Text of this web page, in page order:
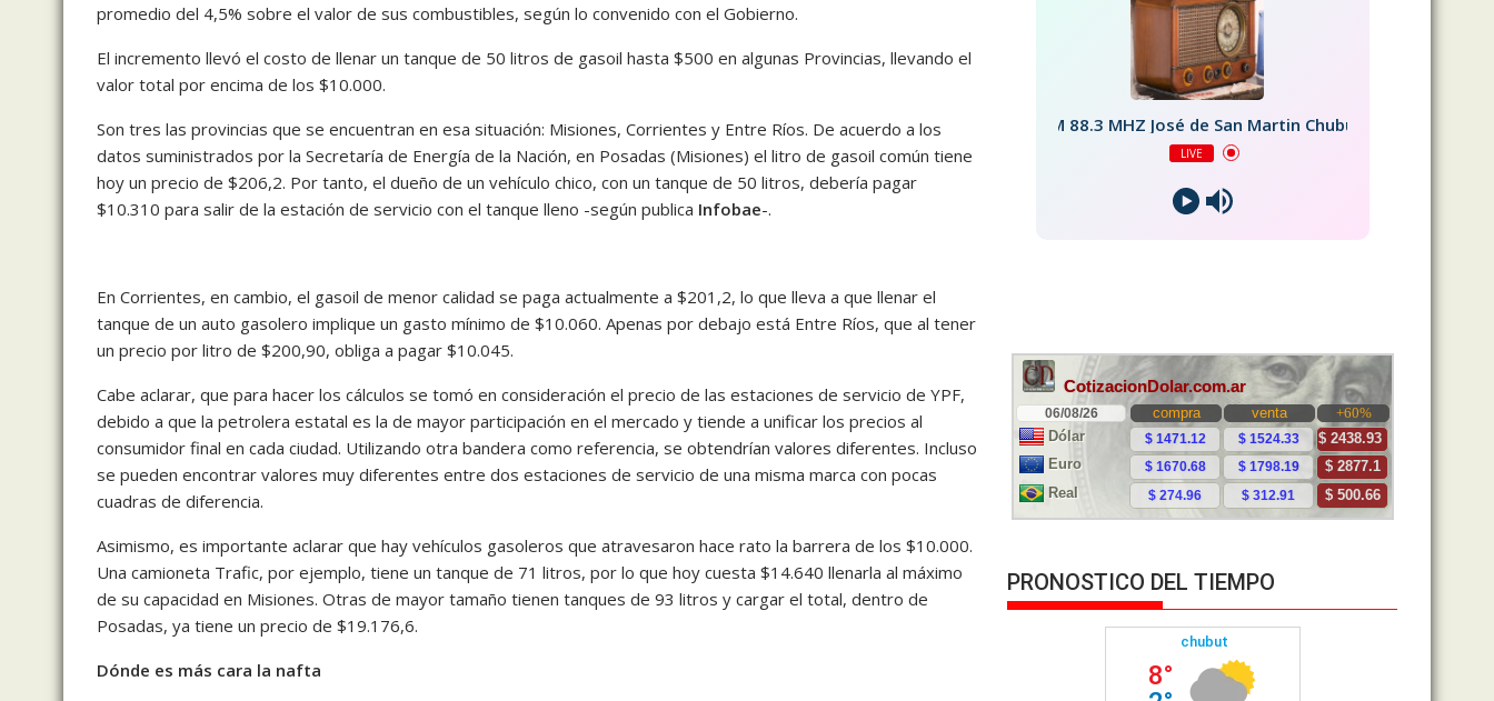
promedio del 4,5% sobre el valor de sus combustibles, según lo convenido con el Gobierno.
El incremento llevó el costo de llenar un tanque de 50 litros de gasoil hasta $500 en algunas Provincias, llevando el
valor total por encima de los $10.000.
Son tres las provincias que se encuentran en esa situación: Misiones, Corrientes y Entre Ríos. De acuerdo a los
datos suministrados por la Secretaría de Energía de la Nación, en Posadas (Misiones) el litro de gasoil común tiene
hoy un precio de $206,2. Por tanto, el dueño de un vehículo chico, con un tanque de 50 litros, debería pagar
$10.310 para salir de la estación de servicio con el tanque lleno -según publica Infobae-.
En Corrientes, en cambio, el gasoil de menor calidad se paga actualmente a $201,2, lo que lleva a que llenar el
tanque de un auto gasolero implique un gasto mínimo de $10.060. Apenas por debajo está Entre Ríos, que al tener
un precio por litro de $200,90, obliga a pagar $10.045.
Cabe aclarar, que para hacer los cálculos se tomó en consideración el precio de las estaciones de servicio de YPF,
debido a que la petrolera estatal es la de mayor participación en el mercado y tiende a unificar los precios al
consumidor final en cada ciudad. Utilizando otra bandera como referencia, se obtendrían valores diferentes. Incluso
se pueden encontrar valores muy diferentes entre dos estaciones de servicio de una misma marca con pocas
cuadras de diferencia.
Asimismo, es importante aclarar que hay vehículos gasoleros que atravesaron hace rato la barrera de los $10.000.
Una camioneta Trafic, por ejemplo, tiene un tanque de 71 litros, por lo que hoy cuesta $14.640 llenarla al máximo
de su capacidad en Misiones. Otras de mayor tamaño tienen tanques de 93 litros y cargar el total, dentro de
Posadas, ya tiene un precio de $19.176,6.
Dónde es más cara la nafta
FM 88.3 MHZ José de San Martin Chubut
LIVE
PRONOSTICO DEL TIEMPO